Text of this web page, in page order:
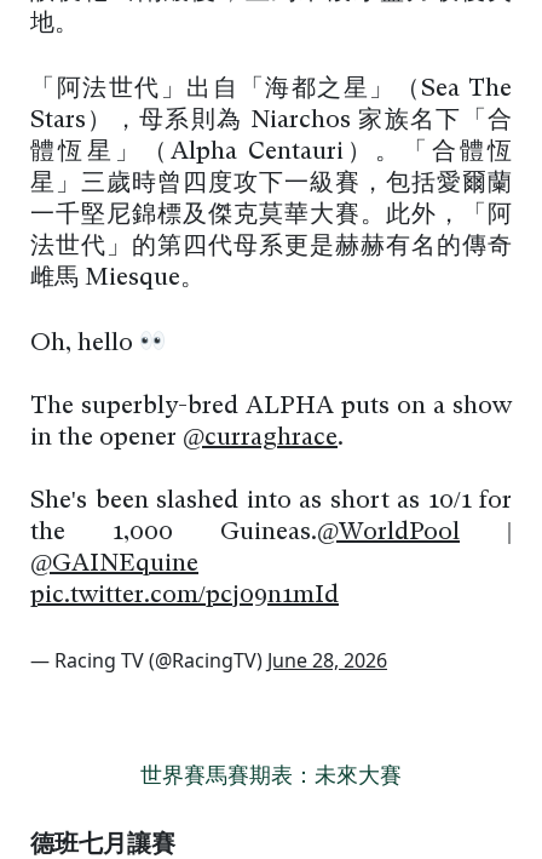
地。
「阿法世代」出自「海都之星」（Sea The
Stars），母系則為 Niarchos 家族名下「合
體恆星」（Alpha Centauri）。「合體恆
星」三歲時曾四度攻下一級賽，包括愛爾蘭
一千堅尼錦標及傑克莫華大賽。此外，「阿
法世代」的第四代母系更是赫赫有名的傳奇
雌馬 Miesque。
Oh, hello
The superbly-bred ALPHA puts on a show
in the opener @curraghrace.
She's been slashed into as short as 10/1 for
the 1,000 Guineas.@WorldPool
@GAINEquine
pic.twitter.com/pcj09n1mId
— Racing TV (@RacingTV) June 28, 2026
世界賽馬賽期表：未來大賽
德班七月讓賽